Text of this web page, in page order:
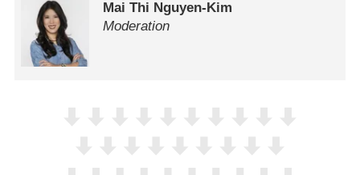
Mai Thi Nguyen-Kim
Moderation